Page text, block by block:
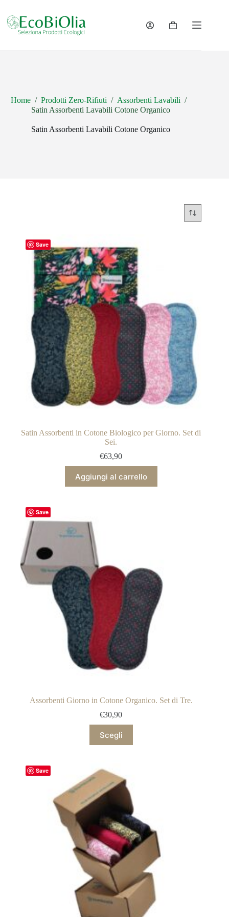
contenuto
Carrello
Home / Prodotti Zero-Rifiuti / Assorbenti Lavabili /
Satin Assorbenti Lavabili Cotone Organico
Satin Assorbenti Lavabili Cotone Organico
Save
Satin Assorbenti in Cotone Biologico per Giorno. Set di
Sei.
€63,90
Aggiungi al carrello
Save
Assorbenti Giorno in Cotone Organico. Set di Tre.
€30,90
Scegliprodotto
ha
Le
opzioni
possono
scelte
nella
pagina
del
prodotto
Save